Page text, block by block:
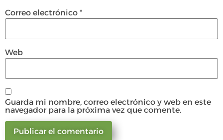
Correo electrónico *
Web
Guarda mi nombre, correo electrónico y web en este
navegador para la próxima vez que comente.